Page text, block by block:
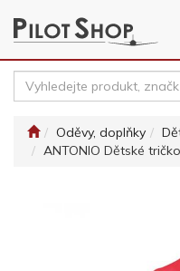
Oděvy, doplňky
ANTONIO Dětské